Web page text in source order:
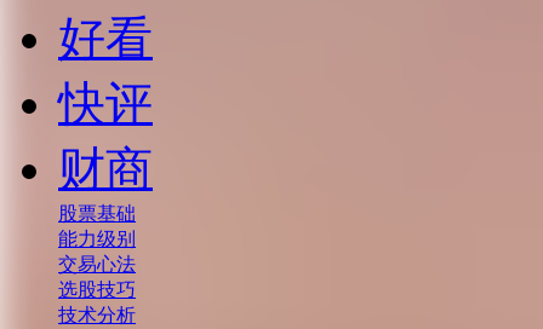
好看
快评
财商
股票基础
能力级别
交易心法
选股技巧
技术分析